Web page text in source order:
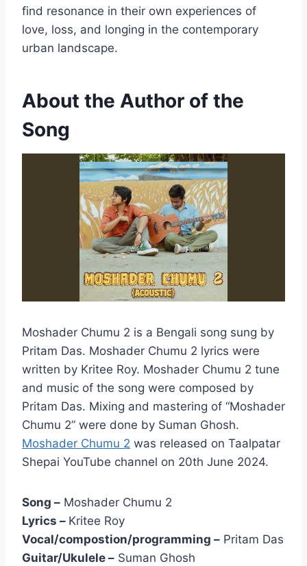
find resonance in their own experiences of
love, loss, and longing in the contemporary
urban landscape.
About the Author of the
Song
Moshader Chumu 2 is a Bengali song sung by
Pritam Das. Moshader Chumu 2 lyrics were
written by Kritee Roy. Moshader Chumu 2 tune
and music of the song were composed by
Pritam Das. Mixing and mastering of “Moshader
Chumu 2” were done by Suman Ghosh.
Moshader Chumu 2 was released on Taalpatar
Shepai YouTube channel on 20th June 2024.
Song – Moshader Chumu 2
Lyrics – Kritee Roy
Vocal/compostion/programming – Pritam Das
Guitar/Ukulele – Suman Ghosh